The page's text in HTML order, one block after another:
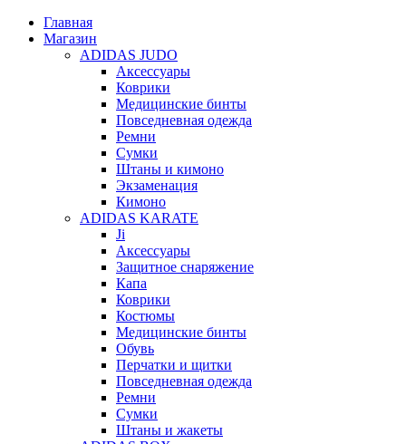
Главная
Магазин
ADIDAS JUDO
Аксессуары
Коврики
Медицинские бинты
Повседневная одежда
Ремни
Сумки
Штаны и кимоно
Экзаменация
Кимоно
ADIDAS KARATE
Ji
Аксессуары
Защитное снаряжение
Капа
Коврики
Костюмы
Медицинские бинты
Обувь
Перчатки и щитки
Повседневная одежда
Ремни
Сумки
Штаны и жакеты